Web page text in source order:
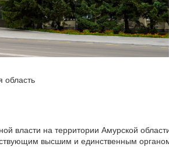
область
власти на территории Амурской
высшим и единственным